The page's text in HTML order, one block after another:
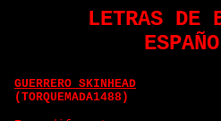
LETRAS DE
GUERRERO SKINHEAD
(TORQUEMADA1488)